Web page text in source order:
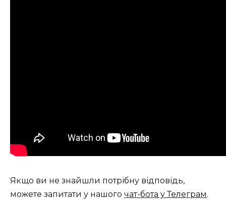
Якщо ви не знайшли потрібну відповідь,
можете запитати у нашого чат-бота у Телеграм.